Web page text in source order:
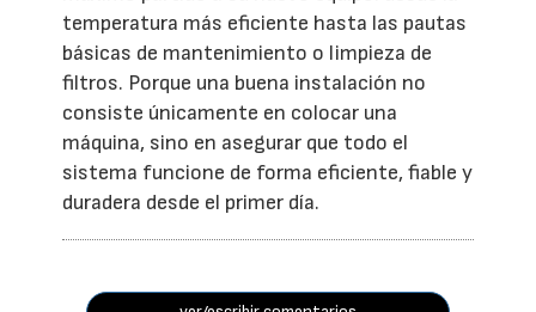
temperatura más eficiente hasta las pautas
básicas de mantenimiento o limpieza de
filtros. Porque una buena instalación no
consiste únicamente en colocar una
máquina, sino en asegurar que todo el
sistema funcione de forma eficiente, fiable y
duradera desde el primer día.